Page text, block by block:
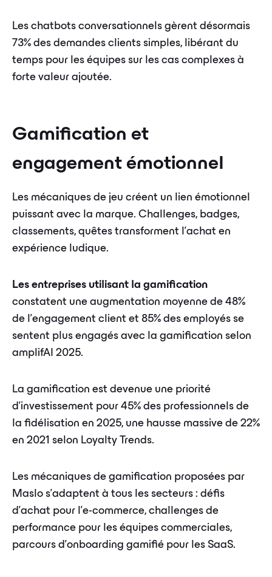
Les chatbots conversationnels gèrent désormais
73% des demandes clients simples, libérant du
temps pour les équipes sur les cas complexes à
forte valeur ajoutée.
Gamification et
engagement émotionnel
Les mécaniques de jeu créent un lien émotionnel
puissant avec la marque. Challenges, badges,
classements, quêtes transforment l'achat en
expérience ludique.
Les entreprises utilisant la gamification
constatent une augmentation moyenne de 48%
de l'engagement client et 85% des employés se
sentent plus engagés avec la gamification selon
amplifAI 2025.
La gamification est devenue une priorité
d'investissement pour 45% des professionnels de
la fidélisation en 2025, une hausse massive de 22%
en 2021 selon Loyalty Trends.
Les mécaniques de gamification proposées par
Maslo s'adaptent à tous les secteurs : défis
d'achat pour l'e-commerce, challenges de
performance pour les équipes commerciales,
parcours d'onboarding gamifié pour les SaaS.